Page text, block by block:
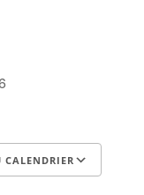
CALENDRIER